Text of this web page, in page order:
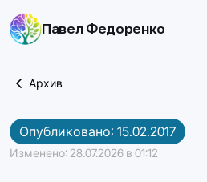
Skip
to
Павел Федоренко
Архив
Опубликовано: 15.02.2017
Изменено: 28.07.2026 в 01:12